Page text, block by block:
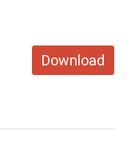
Download